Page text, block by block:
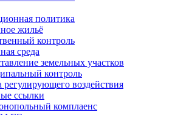
политика
жильё
контроль
среда
земельных участков
контроль
регулирующего воздействия
ссылки
комплаенс